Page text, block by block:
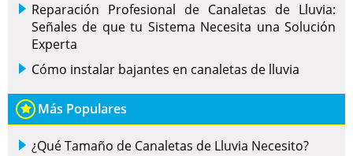
Reparación Profesional de Canaletas de Lluvia:
Señales de que tu Sistema Necesita una Solución
Experta
Cómo instalar bajantes en canaletas de lluvia
Más Populares
¿Qué Tamaño de Canaletas de Lluvia Necesito?